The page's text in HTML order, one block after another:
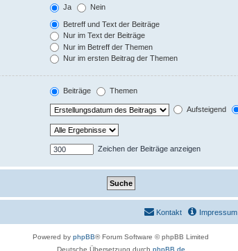
Ja Nein
Betreff und Text der Beiträge
Nur im Text der Beiträge
Nur im Betreff der Themen
Nur im ersten Beitrag der Themen
Beiträge Themen
Aufsteigend
Zeichen der Beiträge anzeigen
Impressum
Kontakt
Powered by phpBB® Forum Software © phpBB Limited
Deutsche Übersetzung durch phpBB.de